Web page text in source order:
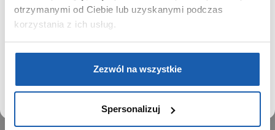
otrzymanymi od Ciebie lub uzyskanymi podczas
korzystania z ich usług.
Zezwól na wszystkie
Spersonalizuj
Zgoda na ciasteczka
PRODUKTY
Kalkulatory
SIECI SPRZEDAŻY
zapamiętywać Twoje preferencje.